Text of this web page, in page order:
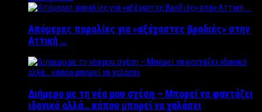
Απόμερες παραλίες για «αξέχαστες βραδιές» στην
Αττική …
Διήμερο με τη νέα μου σχέση – Μπορεί να φαντάζει
ιδανικό αλλά… κάπου μπορεί να χαλάσει